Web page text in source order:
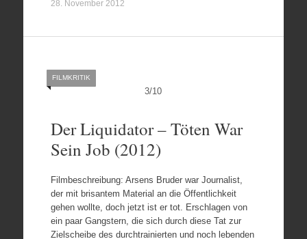
28. November 2012
3/10
FILMKRITIK
Der Liquidator – Töten War
Sein Job (2012)
Filmbeschreibung: Arsens Bruder war Journalist,
der mit brisantem Material an die Öffentlichkeit
gehen wollte, doch jetzt ist er tot. Erschlagen von
ein paar Gangstern, die sich durch diese Tat zur
Zielscheibe des durchtrainierten und noch lebenden